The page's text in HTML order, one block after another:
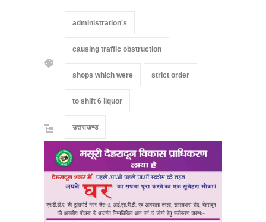
administration's
causing traffic obstruction
shops which were strict order
to shift 6 liquor
उत्तराखण्ड